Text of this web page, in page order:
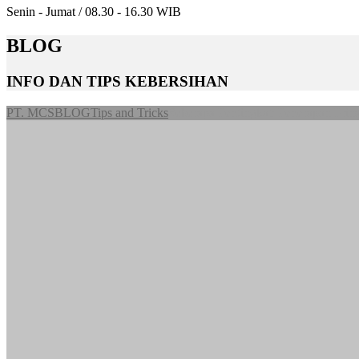
Senin - Jumat / 08.30 - 16.30 WIB
BLOG
INFO DAN TIPS KEBERSIHAN
PT. MCSBLOGTips and Tricks